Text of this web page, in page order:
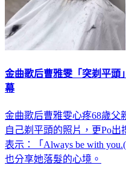
金曲歌后曹雅雯「突剃平
幕
金曲歌后曹雅雯心疼68歲父
自己剃平頭的照片，更Po
表示：「Always be with
也分享她落髮的心境。